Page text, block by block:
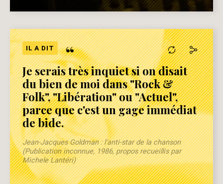
IL A DIT “
Je serais très inquiet si on disait
du bien de moi dans "Rock &
Folk", "Libération" ou "Actuel",
parce que c'est un gage immédiat
de bide.
Jean-Jacques Goldman : l'anti-star de la chanson
(Publication inconnue, 1986, propos recueillis par
Michele Lantéri)